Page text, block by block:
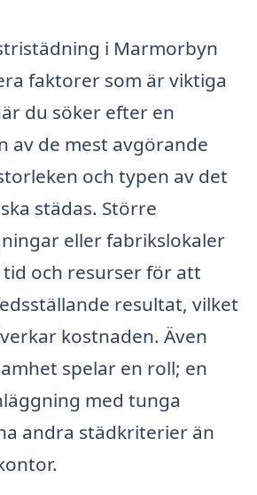
i Marmorbyn
faktorer som är viktiga
du söker efter en
av de mest avgörande
och typen av det
städas. Större
eller fabrikslokaler
och resurser för att
resultat, vilket
kostnaden. Även
spelar en roll; en
med tunga
andra städkriterier än